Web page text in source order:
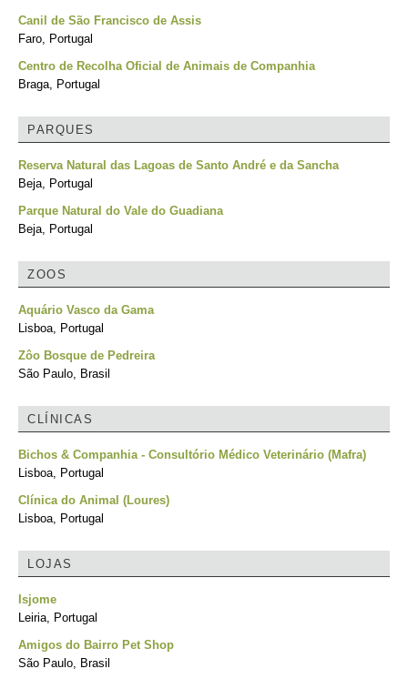
Canil de São Francisco de Assis
Faro, Portugal
Centro de Recolha Oficial de Animais de Companhia
Braga, Portugal
PARQUES
Reserva Natural das Lagoas de Santo André e da Sancha
Beja, Portugal
Parque Natural do Vale do Guadiana
Beja, Portugal
ZOOS
Aquário Vasco da Gama
Lisboa, Portugal
Zôo Bosque de Pedreira
São Paulo, Brasil
CLÍNICAS
Bichos & Companhia - Consultório Médico Veterinário (Mafra)
Lisboa, Portugal
Clínica do Animal (Loures)
Lisboa, Portugal
LOJAS
Isjome
Leiria, Portugal
Amigos do Bairro Pet Shop
São Paulo, Brasil